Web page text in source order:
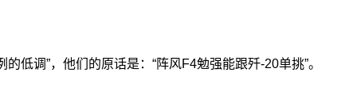
低调”，他们的原话是：“阵风F4勉强能跟歼-20单挑”。